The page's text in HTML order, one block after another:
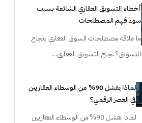
أخطاء التسويق العقاري الشائعة بسبب
سوء فهم المصطلحات
ما علاقة مصطلحات السوق العقاري بنجاح
التسويق؟ نجاح التسويق العقاري…
لماذا يفشل 90% من الوسطاء العقاريين
في العصر الرقمي؟
لماذا يفشل 90% من الوسطاء العقاريين